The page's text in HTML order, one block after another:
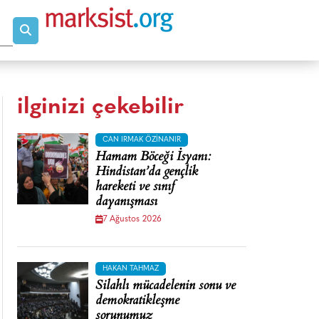
ilginizi çekebilir
CAN IRMAK ÖZINANIR
Hamam Böceği İsyanı:
Hindistan’da gençlik
hareketi ve sınıf
dayanışması
7 Ağustos 2026
HAKAN TAHMAZ
Silahlı mücadelenin sonu ve
demokratikleşme